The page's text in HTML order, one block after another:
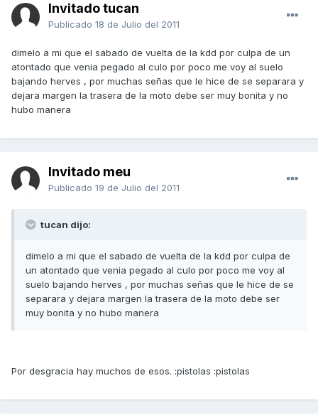
Invitado tucan
Publicado 18 de Julio del 2011
dimelo a mi que el sabado de vuelta de la kdd por culpa de un
atontado que venia pegado al culo por poco me voy al suelo
bajando herves , por muchas señas que le hice de se separara y
dejara margen la trasera de la moto debe ser muy bonita y no
hubo manera
Invitado meu
Publicado 19 de Julio del 2011
tucan dijo:
dimelo a mi que el sabado de vuelta de la kdd por culpa de
un atontado que venia pegado al culo por poco me voy al
suelo bajando herves , por muchas señas que le hice de se
separara y dejara margen la trasera de la moto debe ser
muy bonita y no hubo manera
Por desgracia hay muchos de esos. :pistolas :pistolas